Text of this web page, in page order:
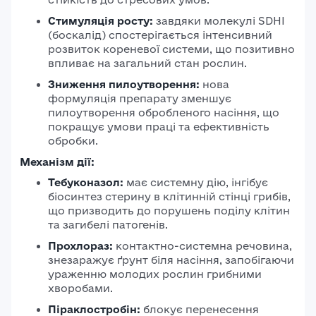
Стимуляція росту: завдяки молекулі SDHI
(боскалід) спостерігається інтенсивний
розвиток кореневої системи, що позитивно
впливає на загальний стан рослин.
Зниження пилоутворення: нова
формуляція препарату зменшує
пилоутворення обробленого насіння, що
покращує умови праці та ефективність
обробки.
Механізм дії:
Тебуконазол: має системну дію, інгібує
біосинтез стерину в клітинній стінці грибів,
що призводить до порушень поділу клітин
та загибелі патогенів.
Прохлораз: контактно-системна речовина,
знезаражує ґрунт біля насіння, запобігаючи
ураженню молодих рослин грибними
хворобами.
Піраклостробін: блокує перенесення